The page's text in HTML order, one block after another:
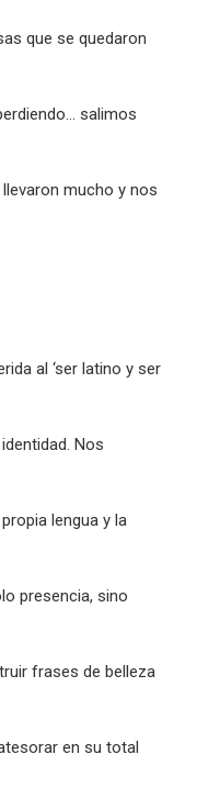
que se quedaron
salimos
mucho y nos
al ‘ser latino y ser
Nos
lengua y la
presencia, sino
frases de belleza
en su total